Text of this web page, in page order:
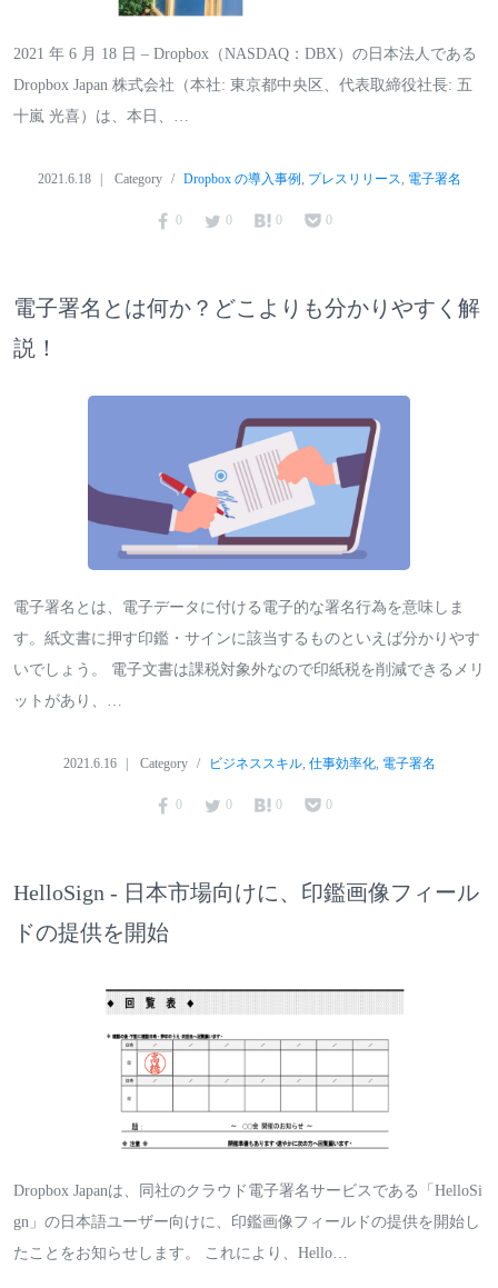
2021 年 6 月 18 日 – Dropbox（NASDAQ：DBX）の日本法人である
Dropbox Japan 株式会社（本社: 東京都中央区、代表取締役社長: 五
十嵐 光喜）は、本日、…
2021.6.18 Category Dropbox の導入事例 , プレスリリース, 電子署名
0 0 0 0
電子署名とは何か？どこよりも分かりやすく解
説！
電子署名とは、電子データに付ける電子的な署名行為を意味しま
す。紙文書に押す印鑑・サインに該当するものといえば分かりやす
いでしょう。 電子文書は課税対象外なので印紙税を削減できるメリ
ットがあり、…
2021.6.16 Category ビジネススキル, 仕事効率化, 電子署名
0 0 0 0
HelloSign - 日本市場向けに、印鑑画像フィール
ドの提供を開始
Dropbox Japanは、同社のクラウド電子署名サービスである「HelloSi
gn」の日本語ユーザー向けに、印鑑画像フィールドの提供を開始し
たことをお知らせします。 これにより、Hello…